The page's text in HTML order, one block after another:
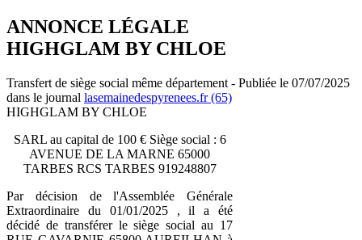
ANNONCE LÉGALE
HIGHGLAM BY CHLOE
Transfert de siège social même département - Publiée le 07/07/2025
dans le journal lasemainedespyrenees.fr (65)
HIGHGLAM BY CHLOE
SARL au capital de 100 € Siège social : 6
AVENUE DE LA MARNE 65000
TARBES RCS TARBES 919248807
Par décision de l'Assemblée Générale
Extraordinaire du 01/01/2025 , il a été
décidé de transférer le siège social au 17